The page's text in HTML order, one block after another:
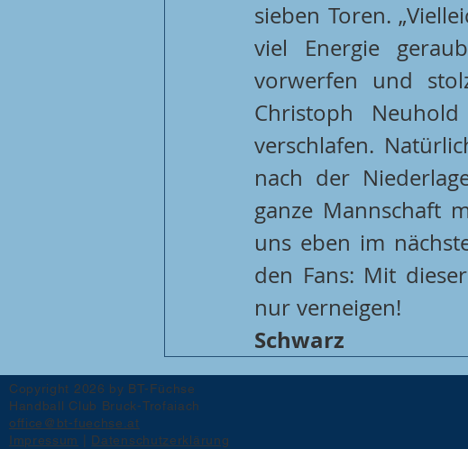
sieben Toren.
viel Energie
vorwerfen und
Christoph
verschlafen.
nach der
ganze Mannschaft
uns eben im
den Fans: Mit
nur
Schwarz
Copyright 2026 by BT-Füchse
Handball Club Bruck-Trofaiach
office@bt-fuechse.at
Impressum
Datenschutzerklärung